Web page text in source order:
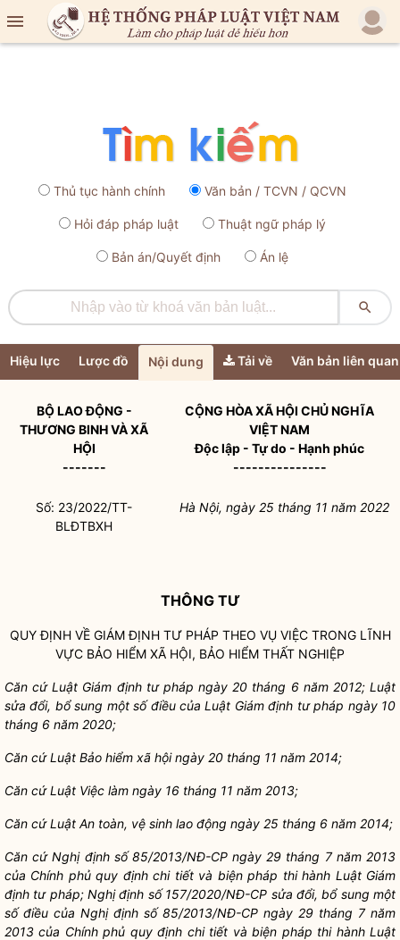

Thủ tục hành chính Văn bản / TCVN / QCVN
Hỏi đáp pháp luật Thuật ngữ pháp lý
Bản án/Quyết định Án lệ

Hiệu lực Lược đồ Nội dung Tải về Văn bản liên quan
BỘ LAO ĐỘNG -
THƯƠNG BINH VÀ XÃ
HỘI
-------
CỘNG HÒA XÃ HỘI CHỦ NGHĨA
VIỆT NAM
Độc lập - Tự do - Hạnh phúc
---------------
Số: 23/2022/TT-
BLĐTBXH
Hà Nội, ngày 25 tháng 11 năm 2022
THÔNG TƯ
QUY ĐỊNH VỀ GIÁM ĐỊNH TƯ PHÁP THEO VỤ VIỆC TRONG LĨNH
VỰC BẢO HIỂM XÃ HỘI, BẢO HIỂM THẤT NGHIỆP
Căn cứ Luật Giám định tư pháp ngày 20 tháng 6 năm 2012; Luật
sửa đổi, bổ sung một số điều của Luật Giám định tư pháp ngày 10
tháng 6 năm 2020;
Căn cứ Luật Bảo hiểm xã hội ngày 20 tháng 11 năm 2014;
Căn cứ Luật Việc làm ngày 16 tháng 11 năm 2013;
Căn cứLuật An toàn, vệ sinh lao động ngày 25 tháng 6 năm 2014;
Căn cứ Nghị định số 85/2013/NĐ-CP ngày 29 tháng 7 năm 2013
của Chính phủ quy định chi tiết và biện pháp thi hành Luật Giám
định tư pháp; Nghị định số 157/2020/NĐ-CP sửa đổi, bổ sung một
số điều của Nghị định số 85/2013/NĐ-CP ngày 29 tháng 7 năm
2013 của Chính phủ quy định chi tiết và biện pháp thi hành Luật